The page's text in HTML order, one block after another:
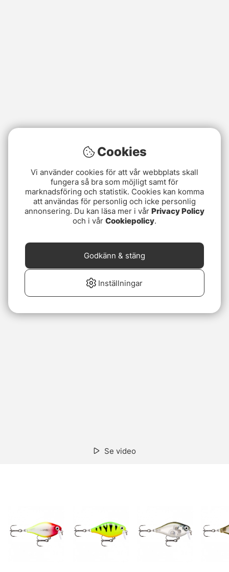
Se video
Cookies
Vi använder cookies för att vår webbplats skall
fungera så bra som möjligt samt för
marknadsföring och statistik. Cookies kan komma
att användas för personlig och icke personlig
annonsering. Du kan läsa mer i vår Privacy Policy
och i vår Cookiepolicy.
Inställningar
Godkänn & stäng